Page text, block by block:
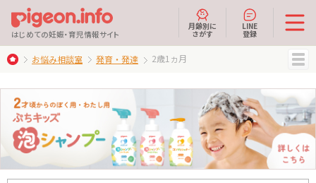
はじめての妊娠・育児情報サイト
月齢別に
さがす
LINE
登録
お悩み相談室 発育・発達 2歳1ヵ月